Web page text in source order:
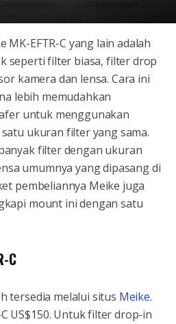
MK-EFTR-C yang lain adalah
seperti filter biasa, filter drop
kamera dan lensa. Cara ini
lebih memudahkan
untuk menggunakan
ukuran filter yang sama.
filter dengan ukuran
umumnya yang dipasang di
pembeliannya Meike juga
mount ini dengan satu
C
tersedia melalui situs Meike.
US$150. Untuk filter drop-in